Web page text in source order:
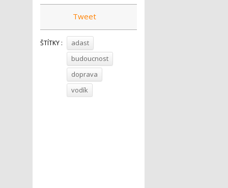
Tweet
ŠTÍTKY :
adast
budoucnost
doprava
vodík